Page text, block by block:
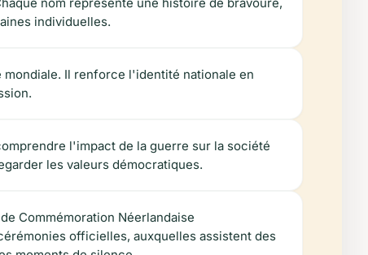
individuelles.
Il renforce l'identité nationale en
l'impact de la guerre sur la société
les valeurs démocratiques.
Commémoration Néerlandaise
officielles, auxquelles assistent des